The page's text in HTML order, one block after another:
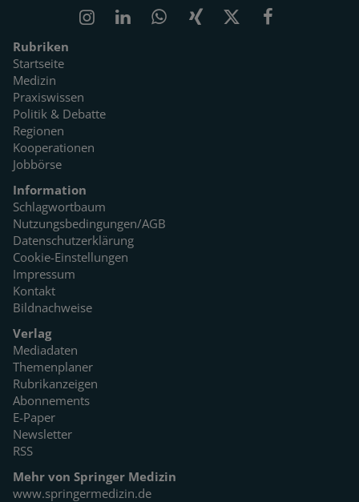
Rubriken
Startseite
Medizin
Praxiswissen
Politik & Debatte
Regionen
Kooperationen
Jobbörse
Information
Schlagwortbaum
Nutzungsbedingungen/AGB
Datenschutzerklärung
Cookie-Einstellungen
Impressum
Kontakt
Bildnachweise
Verlag
Mediadaten
Themenplaner
Rubrikanzeigen
Abonnements
E-Paper
Newsletter
RSS
Mehr von Springer Medizin
www.springermedizin.de